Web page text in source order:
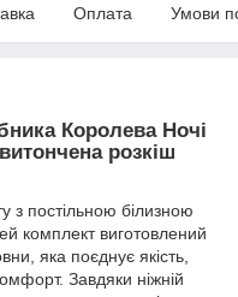
Оплата Умови
Королева Ночі
розкіш
з постільною білизною
комплект виготовлений
яка поєднує якість,
Завдяки ніжній